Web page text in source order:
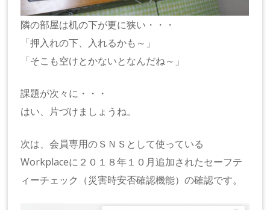
隣の部屋は机の下が更に狭い・・・
「押入れの下、入れるかも～」
「そこも空けとかないとなんだね～」
課題が次々に・・・
はい、片づけましょうね。
次は、会員専用のＳＮＳとして使っている
Workplaceに２０１８年１０月追加されたセーフテ
ィーチェック（災害時安否確認機能）の確認です。